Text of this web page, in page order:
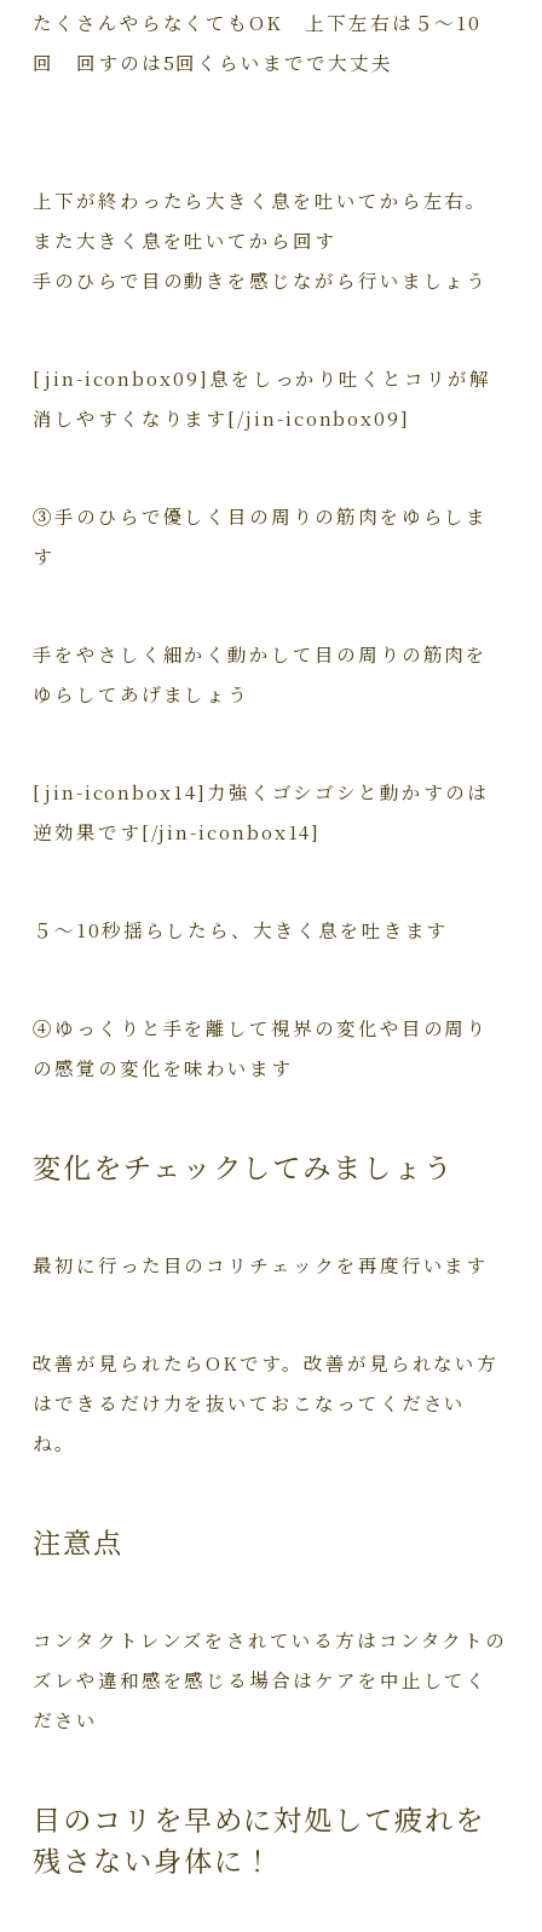
たくさんやらなくてもOK 上下左右は５～10
回 回すのは5回くらいまでで大丈夫
上下が終わったら大きく息を吐いてから左右。
また大きく息を吐いてから回す
手のひらで目の動きを感じながら行いましょう
[jin-iconbox09]息をしっかり吐くとコリが解
消しやすくなります[/jin-iconbox09]
③手のひらで優しく目の周りの筋肉をゆらしま
す
手をやさしく細かく動かして目の周りの筋肉を
ゆらしてあげましょう
[jin-iconbox14]力強くゴシゴシと動かすのは
逆効果です[/jin-iconbox14]
５～10秒揺らしたら、大きく息を吐きます
④ ゆっくりと手を離して視界の変化や目の周り
の感覚の変化を味わいます
変化をチェックしてみましょう
最初に行った目のコリチェックを再度行います
改善が見られたらOKです。改善が見られない方
はできるだけ力を抜いておこなってください
ね。
注意点
コンタクトレンズをされている方はコンタクトの
ズレや違和感を感じる場合はケアを中止してく
ださい
目のコリを早めに対処して疲れを
残さない身体に！